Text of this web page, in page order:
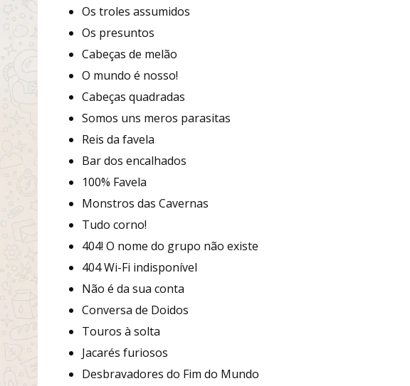
Os troles assumidos
Os presuntos
Cabeças de melão
O mundo é nosso!
Cabeças quadradas
Somos uns meros parasitas
Reis da favela
Bar dos encalhados
100% Favela
Monstros das Cavernas
Tudo corno!
404! O nome do grupo não existe
404 Wi-Fi indisponível
Não é da sua conta
Conversa de Doidos
Touros à solta
Jacarés furiosos
Desbravadores do Fim do Mundo